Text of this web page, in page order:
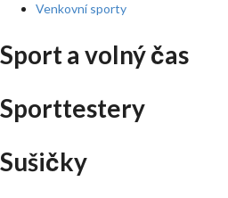
Venkovní sporty
Sport a volný čas
Sporttestery
Sušičky